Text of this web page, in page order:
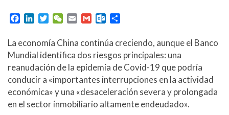
e
b
o
o
k
k
e
d
I
n
i
t
t
e
r
W
C
h
a
t
i
l
G
a
i
O
t
l
o
o
k
.
c
o
p
a
r
t
i
La economía China continúa creciendo, aunque el Banco
Mundial identifica dos riesgos principales: una
reanudación de la epidemia de Covid-19 que podría
conducir a «importantes interrupciones en la actividad
económica» y una «desaceleración severa y prolongada
en el sector inmobiliario altamente endeudado».